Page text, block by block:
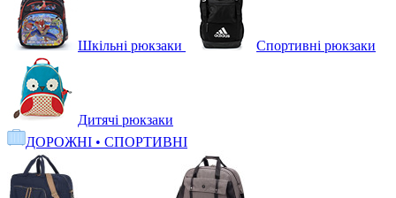
Шкільні рюкзаки Спортивні рюкзаки
Дитячі рюкзаки
ДОРОЖНІ • СПОРТИВНІ